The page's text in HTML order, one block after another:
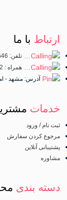
ارتباط با ما
تلفن: 05136022646
همراه : 09026820222
آدرس: مشهد -
خدمات
ثبت نام / ورود
مرجوع کردن سفارش
پشتیبانی آنلاین
مشاوره
دسته بندی